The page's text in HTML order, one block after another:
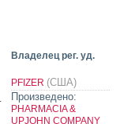
Владелец рег. уд.
PFIZER (США)
Произведено:
PHARMACIA &
UPJOHN COMPANY